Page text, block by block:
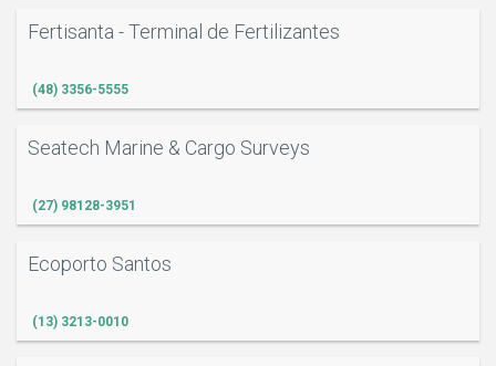
Fertisanta - Terminal de Fertilizantes
(48) 3356-5555
Seatech Marine & Cargo Surveys
(27) 98128-3951
Ecoporto Santos
(13) 3213-0010